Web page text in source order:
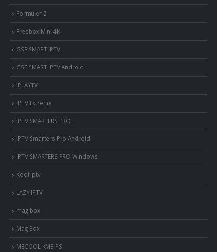
Formuler Z
Freebox Mini 4K
‎GSE SMART IPTV
GSE SMART IPTV Android
IPLAYTV
IPTV Extreme
IPTV SMARTERS PRO
IPTV Smarters Pro Android
IPTV SMARTERS PRO Windows
Kodi iptv
LAZY IPTV
mag box
Mag Box
MECOOL KM3 PS